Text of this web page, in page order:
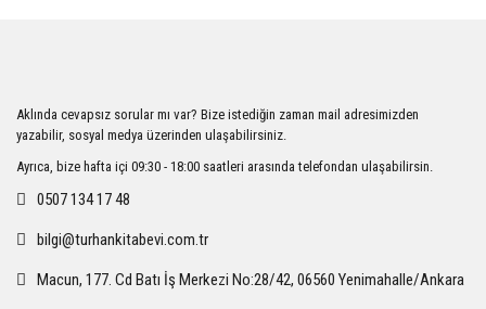
Ürün açıklamasında eksik bilgiler bulunuyor.
Ürün bilgilerinde hatalar bulunuyor.
Ürün fiyatı diğer sitelerden daha pahalı.
Aklında cevapsız sorular mı var? Bize istediğin zaman mail adresimizden
yazabilir, sosyal medya üzerinden ulaşabilirsiniz.
Ayrıca, bize hafta içi 09:30 - 18:00 saatleri arasında telefondan ulaşabilirsin.
0507 134 17 48
bilgi@turhankitabevi.com.tr
Macun, 177. Cd Batı İş Merkezi No:28/42, 06560 Yenimahalle/Ankara